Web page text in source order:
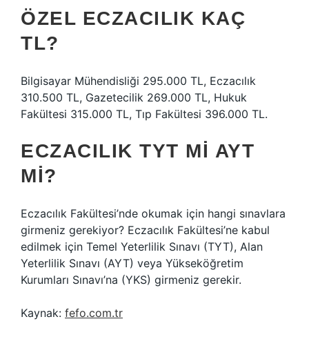
ÖZEL ECZACILIK KAÇ
TL?
Bilgisayar Mühendisliği 295.000 TL, Eczacılık
310.500 TL, Gazetecilik 269.000 TL, Hukuk
Fakültesi 315.000 TL, Tıp Fakültesi 396.000 TL.
ECZACILIK TYT MI AYT
MI?
Eczacılık Fakültesi’nde okumak için hangi sınavlara
girmeniz gerekiyor? Eczacılık Fakültesi’ne kabul
edilmek için Temel Yeterlilik Sınavı (TYT), Alan
Yeterlilik Sınavı (AYT) veya Yükseköğretim
Kurumları Sınavı’na (YKS) girmeniz gerekir.
Kaynak: fefo.com.tr